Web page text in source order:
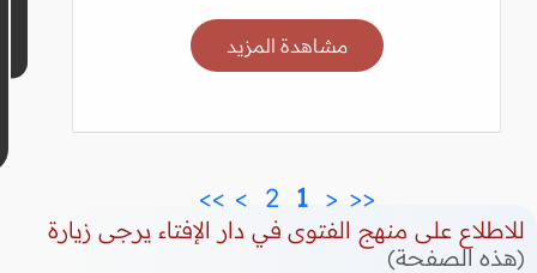
مشاهدة المزيد
<<
<
1
2
>
>>
للاطلاع على منهج الفتوى في دار الإفتاء يرجى زيارة
(هذه الصفحة)